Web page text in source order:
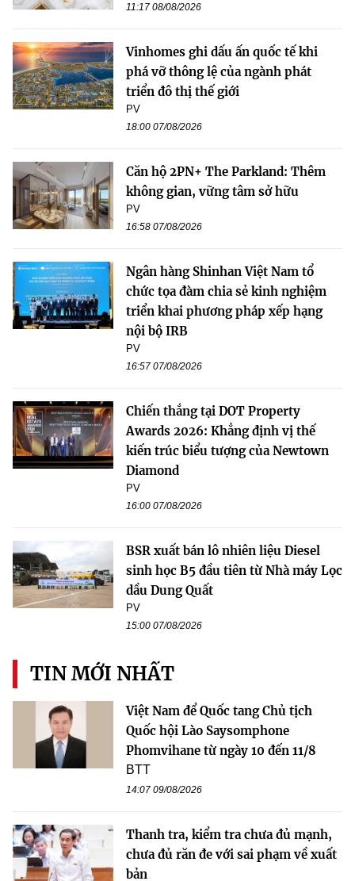
11:17 08/08/2026
Vinhomes ghi dấu ấn quốc tế khi
phá vỡ thông lệ của ngành phát
triển đô thị thế giới
PV
18:00 07/08/2026
Căn hộ 2PN+ The Parkland: Thêm
không gian, vững tâm sở hữu
PV
16:58 07/08/2026
Ngân hàng Shinhan Việt Nam tổ
chức tọa đàm chia sẻ kinh nghiệm
triển khai phương pháp xếp hạng
nội bộ IRB
PV
16:57 07/08/2026
Chiến thắng tại DOT Property
Awards 2026: Khẳng định vị thế
kiến trúc biểu tượng của Newtown
Diamond
PV
16:00 07/08/2026
BSR xuất bán lô nhiên liệu Diesel
sinh học B5 đầu tiên từ Nhà máy Lọc
dầu Dung Quất
PV
15:00 07/08/2026
TIN MỚI NHẤT
Việt Nam để Quốc tang Chủ tịch
Quốc hội Lào Saysomphone
Phomvihane từ ngày 10 đến 11/8
BTT
14:07 09/08/2026
Thanh tra, kiểm tra chưa đủ mạnh,
chưa đủ răn đe với sai phạm về xuất
bản